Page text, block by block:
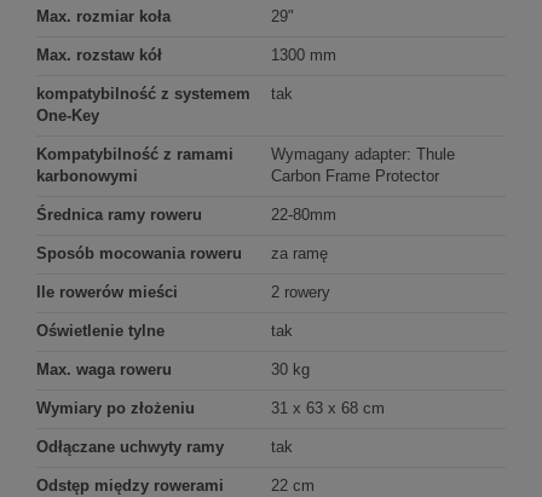
Max. rozmiar koła 29"
Max. rozstaw kół 1300 mm
kompatybilność z systemem
One-Key
tak
Kompatybilność z ramami
karbonowymi
Wymagany adapter: Thule
Carbon Frame Protector
Średnica ramy roweru 22-80mm
Sposób mocowania roweru za ramę
Ile rowerów mieści 2 rowery
Oświetlenie tylne tak
Max. waga roweru 30 kg
Wymiary po złożeniu 31 x 63 x 68 cm
Odłączane uchwyty ramy tak
Odstęp między rowerami 22 cm